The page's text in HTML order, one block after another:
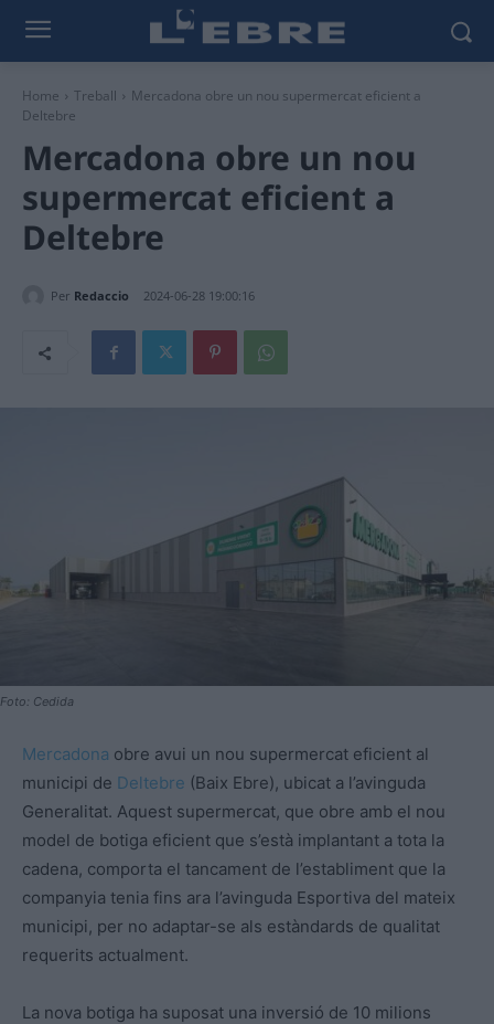
Home Treball
Mercadona obre un nou supermercat eficient a
Deltebre
Mercadona obre un nou
supermercat eficient a
Deltebre
Per Redaccio 2024-06-28 19:00:16
Foto: Cedida
Mercadona obre avui un nou supermercat eficient al
municipi de Deltebre (Baix Ebre), ubicat a l’avinguda
Generalitat. Aquest supermercat, que obre amb el nou
model de botiga eficient que s’està implantant a tota la
cadena, comporta el tancament de l’establiment que la
companyia tenia fins ara l’avinguda Esportiva del mateix
municipi, per no adaptar-se als estàndards de qualitat
requerits actualment.
La nova botiga ha suposat una inversió de 10 milions